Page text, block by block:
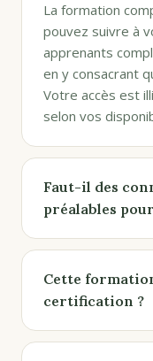
La formation
pouvez suivre à
apprenants
en y consacrant
Votre accès est
selon vos
Faut-il des
préalables
Cette
certification ?